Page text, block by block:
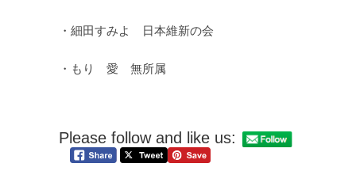
・細田すみよ 日本維新の会
・もり 愛 無所属
Please follow and like us: